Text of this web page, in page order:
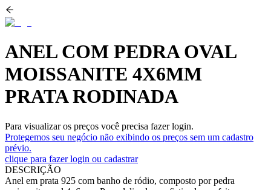
ANEL COM PEDRA OVAL
MOISSANITE 4X6MM
PRATA RODINADA
Para visualizar os preços você precisa fazer login.
Protegemos seu negócio não exibindo os preços sem um cadastro
prévio.
clique para fazer login ou cadastrar
DESCRIÇÃO
Anel em prata 925 com banho de ródio, composto por pedra